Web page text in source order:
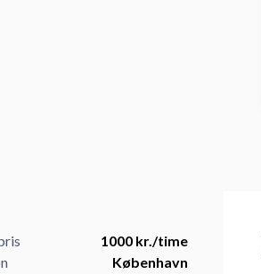
1000 kr./time
København